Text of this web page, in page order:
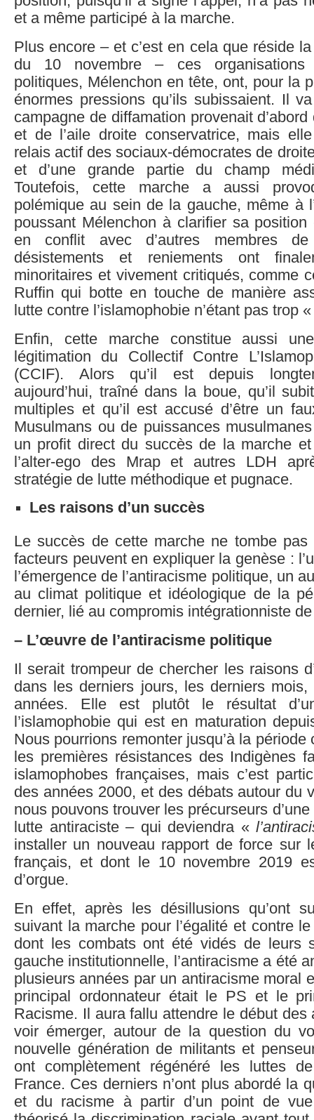
et a même participé à la marche.
Plus encore – et c’est en cela que réside
du 10 novembre – ces organisations
politiques, Mélenchon en tête, ont, pour la
énormes pressions qu’ils subissaient. Il
campagne de diffamation provenait
et de l’aile droite conservatrice, mais
relais actif des sociaux-démocrates de
et d’une grande partie du champ
Toutefois, cette marche a aussi
polémique au sein de la gauche, même à
poussant Mélenchon à clarifier sa
en conflit avec d’autres membres
désistements et reniements ont
minoritaires et vivement critiqués, comme
Ruffin qui botte en touche de manière
lutte contre l’islamophobie n’étant pas trop
Enfin, cette marche constitue aussi
légitimation du Collectif Contre
(CCIF). Alors qu’il est depuis
aujourd’hui, traîné dans la boue, qu’il
multiples et qu’il est accusé d’être un
Musulmans ou de puissances
un profit direct du succès de la marche et
l’alter-ego des Mrap et autres LDH
stratégie de lutte méthodique et pugnace.
Les raisons d’un succès
Le succès de cette marche ne tombe
facteurs peuvent en expliquer la genèse :
l’émergence de l’antiracisme politique, un
au climat politique et idéologique de la
dernier, lié au compromis intégrationniste
– L’œuvre de l’antiracisme politique
Il serait trompeur de chercher les raisons
dans les derniers jours, les derniers
années. Elle est plutôt le résultat
l’islamophobie qui est en maturation
Nous pourrions remonter jusqu’à la
les premières résistances des Indigènes
islamophobes françaises, mais c’est
des années 2000, et des débats autour du
nous pouvons trouver les précurseurs
lutte antiraciste – qui deviendra «
installer un nouveau rapport de force sur
français, et dont le 10 novembre 2019
d’orgue.
En effet, après les désillusions qu’ont
suivant la marche pour l’égalité et contre
dont les combats ont été vidés de leurs
gauche institutionnelle, l’antiracisme a été
plusieurs années par un antiracisme moral
principal ordonnateur était le PS et le
Racisme. Il aura fallu attendre le début des
voir émerger, autour de la question du
nouvelle génération de militants et
ont complètement régénéré les luttes
France. Ces derniers n’ont plus abordé la
et du racisme à partir d’un point de